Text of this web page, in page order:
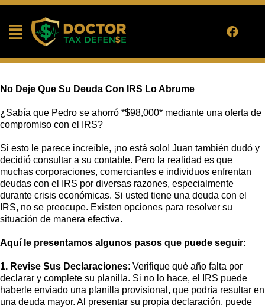
No Deje Que Su Deuda Con IRS Lo Abrume
¿Sabía que Pedro se ahorró *$98,000* mediante una oferta de
compromiso con el IRS?
Si esto le parece increíble, ¡no está solo! Juan también dudó y
decidió consultar a su contable. Pero la realidad es que
muchas corporaciones, comerciantes e individuos enfrentan
deudas con el IRS por diversas razones, especialmente
durante crisis económicas. Si usted tiene una deuda con el
IRS, no se preocupe. Existen opciones para resolver su
situación de manera efectiva.
Aquí le presentamos algunos pasos que puede seguir:
1. Revise Sus Declaraciones: Verifique qué año falta por
declarar y complete su planilla. Si no lo hace, el IRS puede
haberle enviado una planilla provisional, que podría resultar en
una deuda mayor. Al presentar su propia declaración, puede